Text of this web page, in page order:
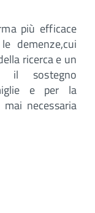
più efficace
demenze,cui
ricerca e un
il sostegno
e per la
necessaria